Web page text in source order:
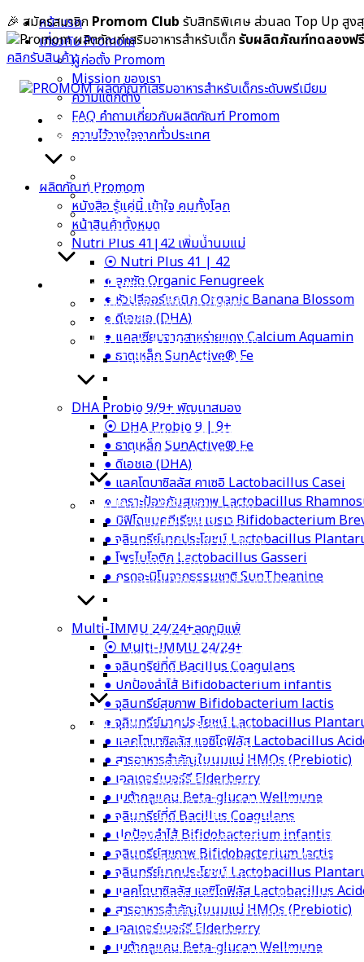
Skip
to
content
🎉 สมัครสมาชิก Promom Club รับสิทธิพิเศษ ส่วนลด Top Up สูง
รับผลิตภัณฑ์ทดลองฟรี
คลิกรับสินค้า
หน้าแรก
เกี่ยวกับ Promom
ความแตกต่าง
FAQ คำถามเกี่ยวกับผลิตภัณฑ์ Promom
ความไว้วางใจจากทั่วประเทศ
ผลิตภัณฑ์ Promom
หนังสือ รู้แค่นี้ เข้าใจ คนทั้งโลก
หน้าสินค้าทั้งหมด
Nutri Plus 41|42 เพิ่มน้ำนมแม่
⦿ Nutri Plus 41 | 42
● หัวปลีออร์แกนิก Organic Banana Blossom
● ดีเอชเอ (DHA)
● แคลเซียมจากสาหร่ายแดง Calcium Aquamin
● ธาตุเหล็ก SunActive® Fe
DHA Probio 9/9+ พัฒนาสมอง
⦿ DHA Probio 9 | 9+
● ธาตุเหล็ก SunActive® Fe
● ดีเอชเอ (DHA)
● แลคโตบาซิลลัส คาเซอิ Lactobacillus Casei
● บิฟิโดแบคทีเรียม เบรเว Bifidobacterium
● จุลินทรีย์มากประโยชน์ Lactobacillus
● โพรไบโอติก Lactobacillus Gasseri
● กรดอะมิโนจากธรรมชาติ SunTheanine
Multi-IMMU 24/24+ลดภูมิแพ้
⦿ Multi-IMMU 24/24+
● จุลินทรีย์ที่ดี Bacillus Coagulans
● ปกป้องลำไส้ Bifidobacterium infantis
● จุลินทรีย์สุขภาพ Bifidobacterium lactis
● จุลินทรีย์มากประโยชน์ Lactobacillus
● แลคโตบาซิลลัส แอซิโดฟิลัส Lactobacillus
● สารอาหารสำคัญในนมแม่ HMOs (Prebiotic)
● เอลเดอร์เบอร์รี Elderberry
● เบต้ากลูแคน Beta-glucan Wellmune
● จุลินทรีย์ที่ดี Bacillus Coagulans
● ปกป้องลำไส้ Bifidobacterium infantis
● จุลินทรีย์สุขภาพ Bifidobacterium lactis
หน้าแรก
เกี่ยวกับ Promom
ผู้ก่อตั้ง Promom
Mission ของเรา
ความแตกต่าง
FAQ คำถามเกี่ยวกับผลิตภัณฑ์ Promom
ความไว้วางใจจากทั่วประเทศ
ผลิตภัณฑ์ Promom
หนังสือ รู้แค่นี้ เข้าใจ คนทั้งโลก
หน้าสินค้าทั้งหมด
Nutri Plus 41|42 เพิ่มน้ำนมแม่
⦿ Nutri Plus 41 | 42
● ลูกซัด Organic Fenugreek
● หัวปลีออร์แกนิก Organic Banana Blossom
● ดีเอชเอ (DHA)
● แคลเซียมจากสาหร่ายแดง Calcium Aquamin
● ธาตุเหล็ก SunActive® Fe
DHA Probio 9/9+ พัฒนาสมอง
⦿ DHA Probio 9 | 9+
● ธาตุเหล็ก SunActive® Fe
● ดีเอชเอ (DHA)
● แลคโตบาซิลลัส คาเซอิ Lactobacillus Casei
● เกราะป้องกันสุขภาพ Lactobacillus
● บิฟิโดแบคทีเรียม เบรเว Bifidobacterium
● จุลินทรีย์มากประโยชน์ Lactobacillus
● โพรไบโอติก Lactobacillus Gasseri
● กรดอะมิโนจากธรรมชาติ SunTheanine
Multi-IMMU 24/24+ลดภูมิแพ้
⦿ Multi-IMMU 24/24+
● จุลินทรีย์ที่ดี Bacillus Coagulans
● ปกป้องลำไส้ Bifidobacterium infantis
● จุลินทรีย์สุขภาพ Bifidobacterium lactis
● จุลินทรีย์มากประโยชน์ Lactobacillus
● แลคโตบาซิลลัส แอซิโดฟิลัส Lactobacillus
● สารอาหารสำคัญในนมแม่ HMOs (Prebiotic)
● เอลเดอร์เบอร์รี Elderberry
● เบต้ากลูแคน Beta-glucan Wellmune
● จุลินทรีย์ที่ดี Bacillus Coagulans
● ปกป้องลำไส้ Bifidobacterium infantis
● จุลินทรีย์สุขภาพ Bifidobacterium lactis
● จุลินทรีย์มากประโยชน์ Lactobacillus
● แลคโตบาซิลลัส แอซิโดฟิลัส Lactobacillus
● สารอาหารสำคัญในนมแม่ HMOs (Prebiotic)
● เอลเดอร์เบอร์รี Elderberry
● เบต้ากลูแคน Beta-glucan Wellmune